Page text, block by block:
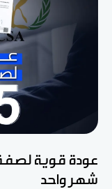
شهر واحد